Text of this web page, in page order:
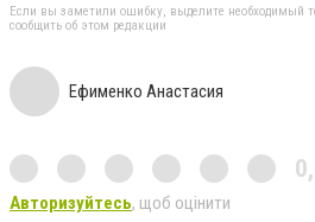
Если вы заметили ошибку, выделите необходимый
сообщить об этом редакции
Ефименко Анастасия
Авторизуйтесь, щоб оцінити